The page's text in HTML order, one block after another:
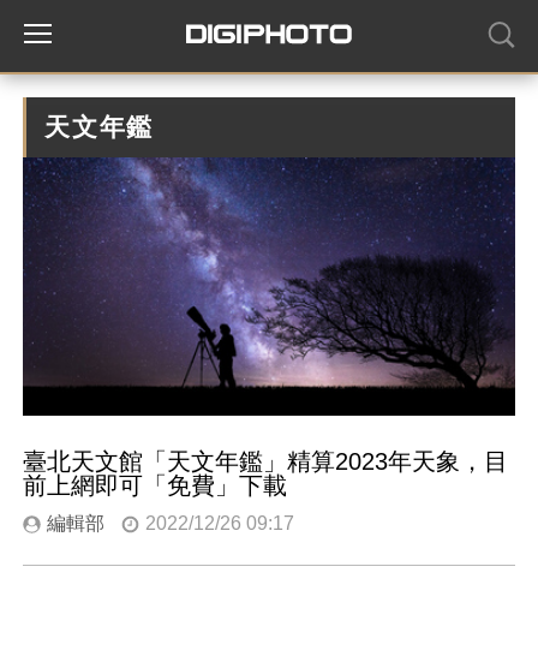
天文年鑑
臺北天文館「天文年鑑」精算2023年天象，目
前上網即可「免費」下載
編輯部 2022/12/26 09:17